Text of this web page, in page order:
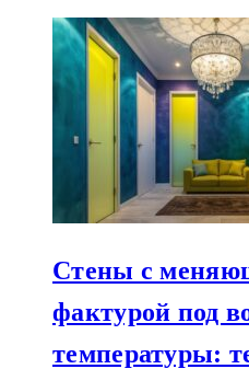
Стены с
фактурой под
температуры: